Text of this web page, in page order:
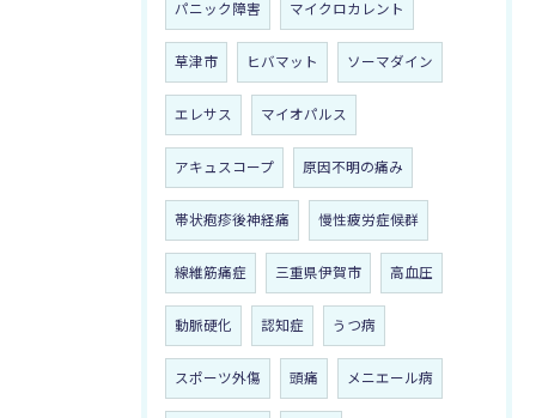
パニック障害 マイクロカレント
草津市 ヒバマット ソーマダイン
エレサス マイオパルス
アキュスコープ 原因不明の痛み
帯状疱疹後神経痛 慢性疲労症候群
線維筋痛症 三重県伊賀市 高血圧
動脈硬化 認知症 うつ病
スポーツ外傷 頭痛 メニエール病